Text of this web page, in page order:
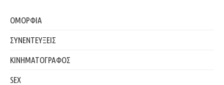
ΟΜΟΡΦΙΑ
ΣΥΝΕΝΤΕΥΞΕΙΣ
ΚΙΝΗΜΑΤΟΓΡΑΦΟΣ
SEX